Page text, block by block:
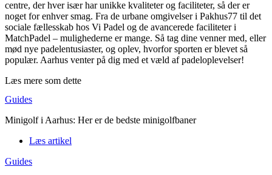
centre, der hver især har unikke kvaliteter og faciliteter, så der er
noget for enhver smag. Fra de urbane omgivelser i Pakhus77 til det
sociale fællesskab hos Vi Padel og de avancerede faciliteter i
MatchPadel – mulighederne er mange. Så tag dine venner med, eller
mød nye padelentusiaster, og oplev, hvorfor sporten er blevet så
populær. Aarhus venter på dig med et væld af padeloplevelser!
Læs mere som dette
Guides
Minigolf i Aarhus: Her er de bedste minigolfbaner
Læs artikel
Guides